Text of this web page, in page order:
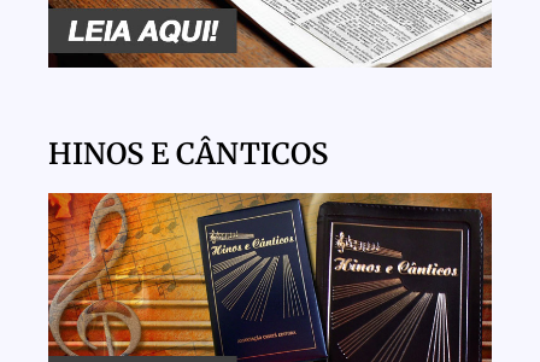
HINOS E CÂNTICOS